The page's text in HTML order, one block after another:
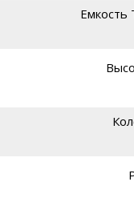
Емкость